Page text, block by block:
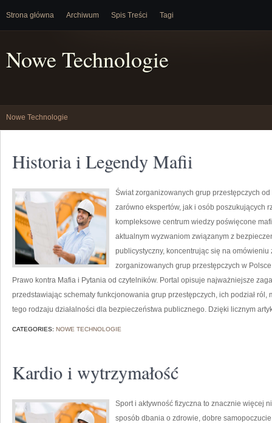
Strona główna Archiwum Spis Treści Tagi
Nowe Technologie
Nowe Technologie
Historia i Legendy Mafii
Świat zorganizowanych grup przestępczych
zarówno ekspertów, jak i osób poszukujących
kompleksowe centrum wiedzy poświęcone
aktualnym wyzwaniom związanym z
publicystyczny, koncentrując się na
zorganizowanych grup przestępczych w
Prawo kontra Mafia i Pytania od czytelników. Portal opisuje najważniejsze
przedstawiając schematy funkcjonowania grup przestępczych, ich podział ról,
tego rodzaju działalności dla bezpieczeństwa publicznego. Dzięki licznym
CATEGORIES: NOWE TECHNOLOGIE
Kardio i wytrzymałość
Sport i aktywność fizyczna to znacznie więcej
sposób dbania o zdrowie, dobre